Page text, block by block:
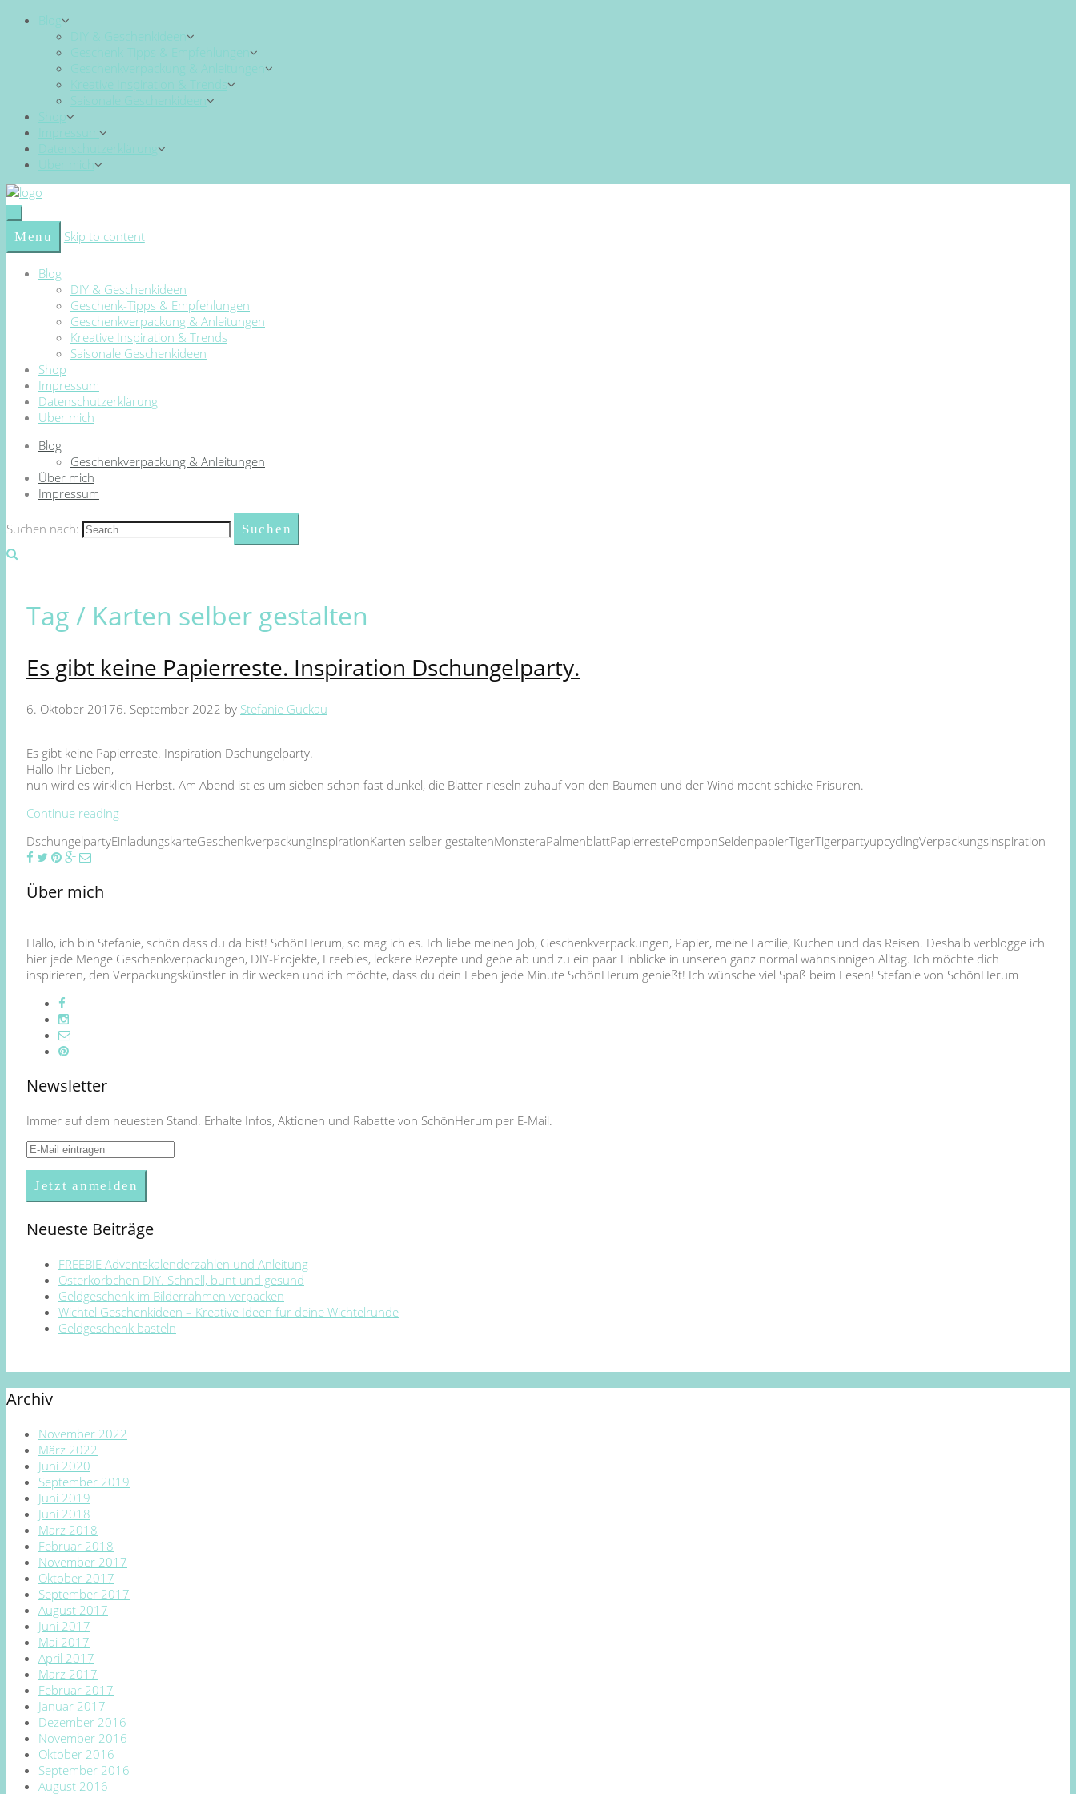
Blog
DIY & Geschenkideen
Geschenk-Tipps & Empfehlungen
Geschenkverpackung & Anleitungen
Kreative Inspiration & Trends
Saisonale Geschenkideen
Shop
Impressum
Datenschutzerklärung
Über mich
Menu Skip to content
Blog
DIY & Geschenkideen
Geschenk-Tipps & Empfehlungen
Geschenkverpackung & Anleitungen
Kreative Inspiration & Trends
Saisonale Geschenkideen
Shop
Impressum
Datenschutzerklärung
Über mich
Blog
Geschenkverpackung & Anleitungen
Über mich
Impressum
Suchen nach:
Tag / Karten selber gestalten
Es gibt keine Papierreste. Inspiration Dschungelparty.
6. Oktober 20176. September 2022 by Stefanie Guckau
Es gibt keine Papierreste. Inspiration Dschungelparty.
Hallo Ihr Lieben,
nun wird es wirklich Herbst. Am Abend ist es um sieben schon fast dunkel, die Blätter rieseln zuhauf von den Bäumen und der Wind macht schicke Frisuren.
Continue reading
DschungelpartyEinladungskarteGeschenkverpackungInspirationKarten selber gestaltenMonsteraPalmenblattPapierrestePomponSeidenpapierTigerTigerpartyupcyclingVerpackungsinspiration
Über mich
Hallo, ich bin Stefanie, schön dass du da bist! SchönHerum, so mag ich es. Ich liebe meinen Job, Geschenkverpackungen, Papier, meine Familie, Kuchen und das Reisen. Deshalb verblogge ich
hier jede Menge Geschenkverpackungen, DIY-Projekte, Freebies, leckere Rezepte und gebe ab und zu ein paar Einblicke in unseren ganz normal wahnsinnigen Alltag. Ich möchte dich
inspirieren, den Verpackungskünstler in dir wecken und ich möchte, dass du dein Leben jede Minute SchönHerum genießt! Ich wünsche viel Spaß beim Lesen! Stefanie von SchönHerum
Newsletter
Immer auf dem neuesten Stand. Erhalte Infos, Aktionen und Rabatte von SchönHerum per E-Mail.
Neueste Beiträge
FREEBIE Adventskalenderzahlen und Anleitung
Osterkörbchen DIY. Schnell, bunt und gesund
Geldgeschenk im Bilderrahmen verpacken
Wichtel Geschenkideen – Kreative Ideen für deine Wichtelrunde
Geldgeschenk basteln
Archiv
November 2022
März 2022
Juni 2020
September 2019
Juni 2019
Juni 2018
März 2018
Februar 2018
November 2017
Oktober 2017
September 2017
August 2017
Juni 2017
Mai 2017
April 2017
März 2017
Februar 2017
Januar 2017
Dezember 2016
November 2016
Oktober 2016
September 2016
August 2016